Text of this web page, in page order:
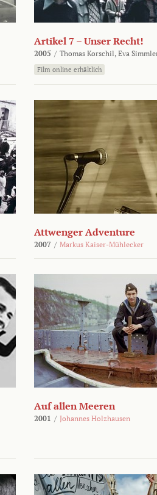
Artikel 7 – Unser Recht!
2005 / Thomas Korschil, Eva
Film online erhältlich
Attwenger Adventure
2007 / Markus Kaiser-Mühlecker
Auf allen Meeren
2001 / Johannes Holzhausen